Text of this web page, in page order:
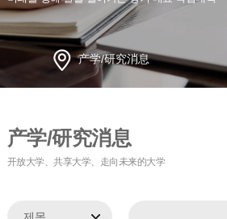
产学/研究消息
产学/研究消息